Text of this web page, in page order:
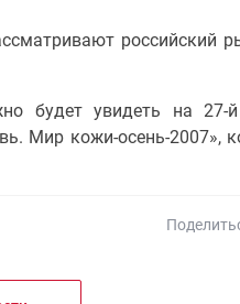
российский
будет увидеть на 27-
Мир кожи-осень-2007»,